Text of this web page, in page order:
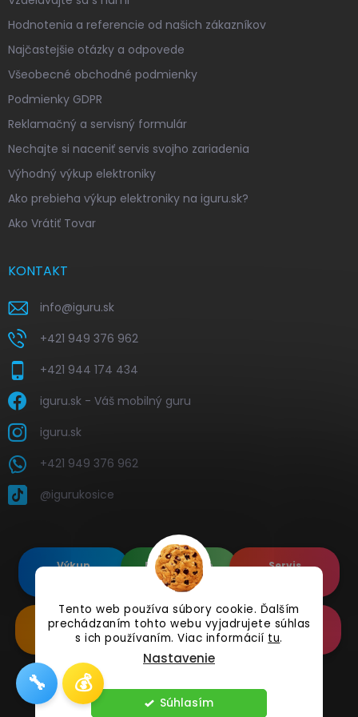
Tento web používa súbory cookie. Ďalším
prechádzaním tohto webu vyjadrujete súhlas
s ich používaním. Viac informácií tu.
Nastavenie
Súhlasím
Hodnotenia a referencie od našich zákazníkov
Najčastejšie otázky a odpovede
Všeobecné obchodné podmienky
Podmienky GDPR
Reklamačný a servisný formulár
Nechajte si naceniť servis svojho zariadenia
Výhodný výkup elektroniky
Ako prebieha výkup elektroniky na iguru.sk?
Ako Vrátiť Tovar
KONTAKT
info@iguru.sk
+421 949 376 962
+421 944 174 434
iguru.sk - Váš mobilný guru
iguru.sk
+421 949 376 962
@igurukosice
Výkup
Renovované
Apple's
Servis
Renovované
Samsung's
Doplnkové
Príslušenstvo
Online
Reklamácia
Copyright 2026 iguru.sk. Všetky práva vyhradené.
🔧 💰